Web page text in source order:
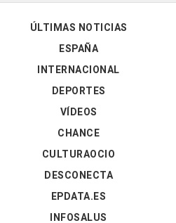
ÚLTIMAS NOTICIAS
ESPAÑA
INTERNACIONAL
DEPORTES
VÍDEOS
CHANCE
CULTURAOCIO
DESCONECTA
EPDATA.ES
INFOSALUS